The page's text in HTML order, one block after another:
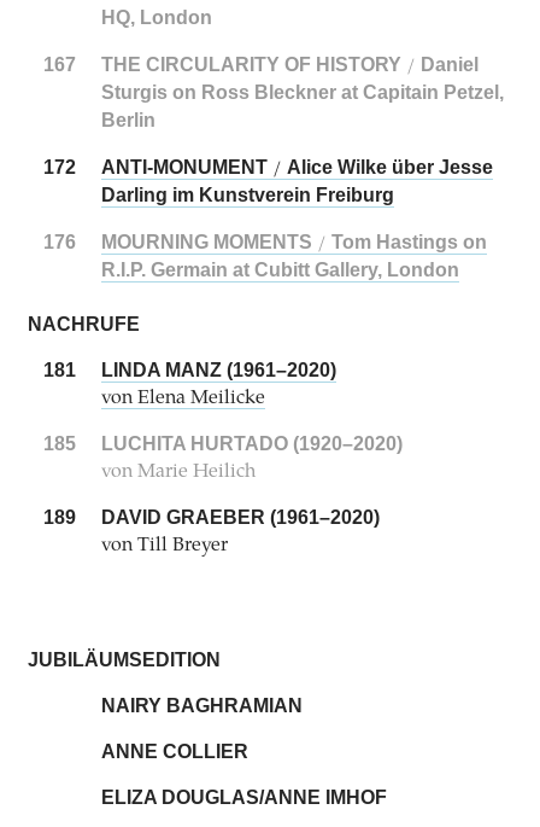
HQ, London
167 THE CIRCULARITY OF HISTORY / Daniel
Sturgis on Ross Bleckner at Capitain Petzel,
Berlin
172 ANTI-MONUMENT / Alice Wilke über Jesse
Darling im Kunstverein Freiburg
176 MOURNING MOMENTS / Tom Hastings on
R.I.P. Germain at Cubitt Gallery, London
NACHRUFE
181 LINDA MANZ (1961–2020)
von Elena Meilicke
185 LUCHITA HURTADO (1920–2020)
von Marie Heilich
189 DAVID GRAEBER (1961–2020)
von Till Breyer
JUBILÄUMSEDITION
NAIRY BAGHRAMIAN
ANNE COLLIER
ELIZA DOUGLAS/ANNE IMHOF